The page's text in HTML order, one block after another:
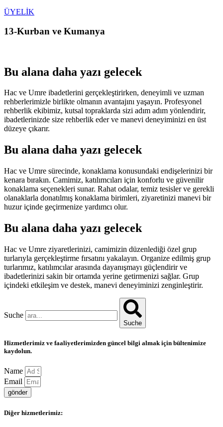
ÜYELİK
13-Kurban ve Kumanya
Bu alana daha yazı gelecek
Hac ve Umre ibadetlerini gerçekleştirirken, deneyimli ve uzman
rehberlerimizle birlikte olmanın avantajını yaşayın. Profesyonel
rehberlik ekibimiz, kutsal topraklarda sizi adım adım yönlendirir,
ibadetlerinizde size rehberlik eder ve manevi deneyiminizi en üst
düzeye çıkarır.
Bu alana daha yazı gelecek
Hac ve Umre sürecinde, konaklama konusundaki endişelerinizi bir
kenara bırakın. Camimiz, katılımcıları için konforlu ve güvenilir
konaklama seçenekleri sunar. Rahat odalar, temiz tesisler ve gerekli
olanaklarla donatılmış konaklama birimleri, ziyaretinizi manevi bir
huzur içinde geçirmenize yardımcı olur.
Bu alana daha yazı gelecek
Hac ve Umre ziyaretlerinizi, camimizin düzenlediği özel grup
turlarıyla gerçekleştirme fırsatını yakalayın. Organize edilmiş grup
turlarımız, katılımcılar arasında dayanışmayı güçlendirir ve
ibadetlerinizi sakin bir ortamda yerine getirmenizi sağlar. Grup
içindeki etkileşim ve destek, manevi deneyiminizi zenginleştirir.
Suche
Suche
Hizmetlerimiz ve faaliyetlerimizden güncel bilgi almak için bültenimize
kaydolun.
Name
Email
gönder
Diğer hizmetlerimiz: